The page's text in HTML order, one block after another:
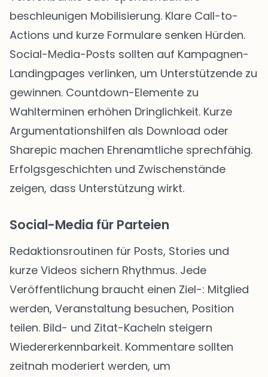
beschleunigen Mobilisierung. Klare Call-to-
Actions und kurze Formulare senken Hürden.
Social-Media-Posts sollten auf Kampagnen-
Landingpages verlinken, um Unterstützende zu
gewinnen. Countdown-Elemente zu
Wahlterminen erhöhen Dringlichkeit. Kurze
Argumentationshilfen als Download oder
Sharepic machen Ehrenamtliche sprechfähig.
Erfolgsgeschichten und Zwischenstände
zeigen, dass Unterstützung wirkt.
Social-Media für Parteien
Redaktionsroutinen für Posts, Stories und
kurze Videos sichern Rhythmus. Jede
Veröffentlichung braucht einen Ziel-: Mitglied
werden, Veranstaltung besuchen, Position
teilen. Bild- und Zitat-Kacheln steigern
Wiedererkennbarkeit. Kommentare sollten
zeitnah moderiert werden, um